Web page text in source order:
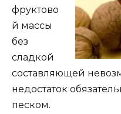
фруктово
й массы
без
сладкой
составляющей
недостаток
песком.